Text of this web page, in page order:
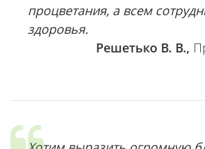
процветания, а всем
здоровья.
Решетько В. В.,